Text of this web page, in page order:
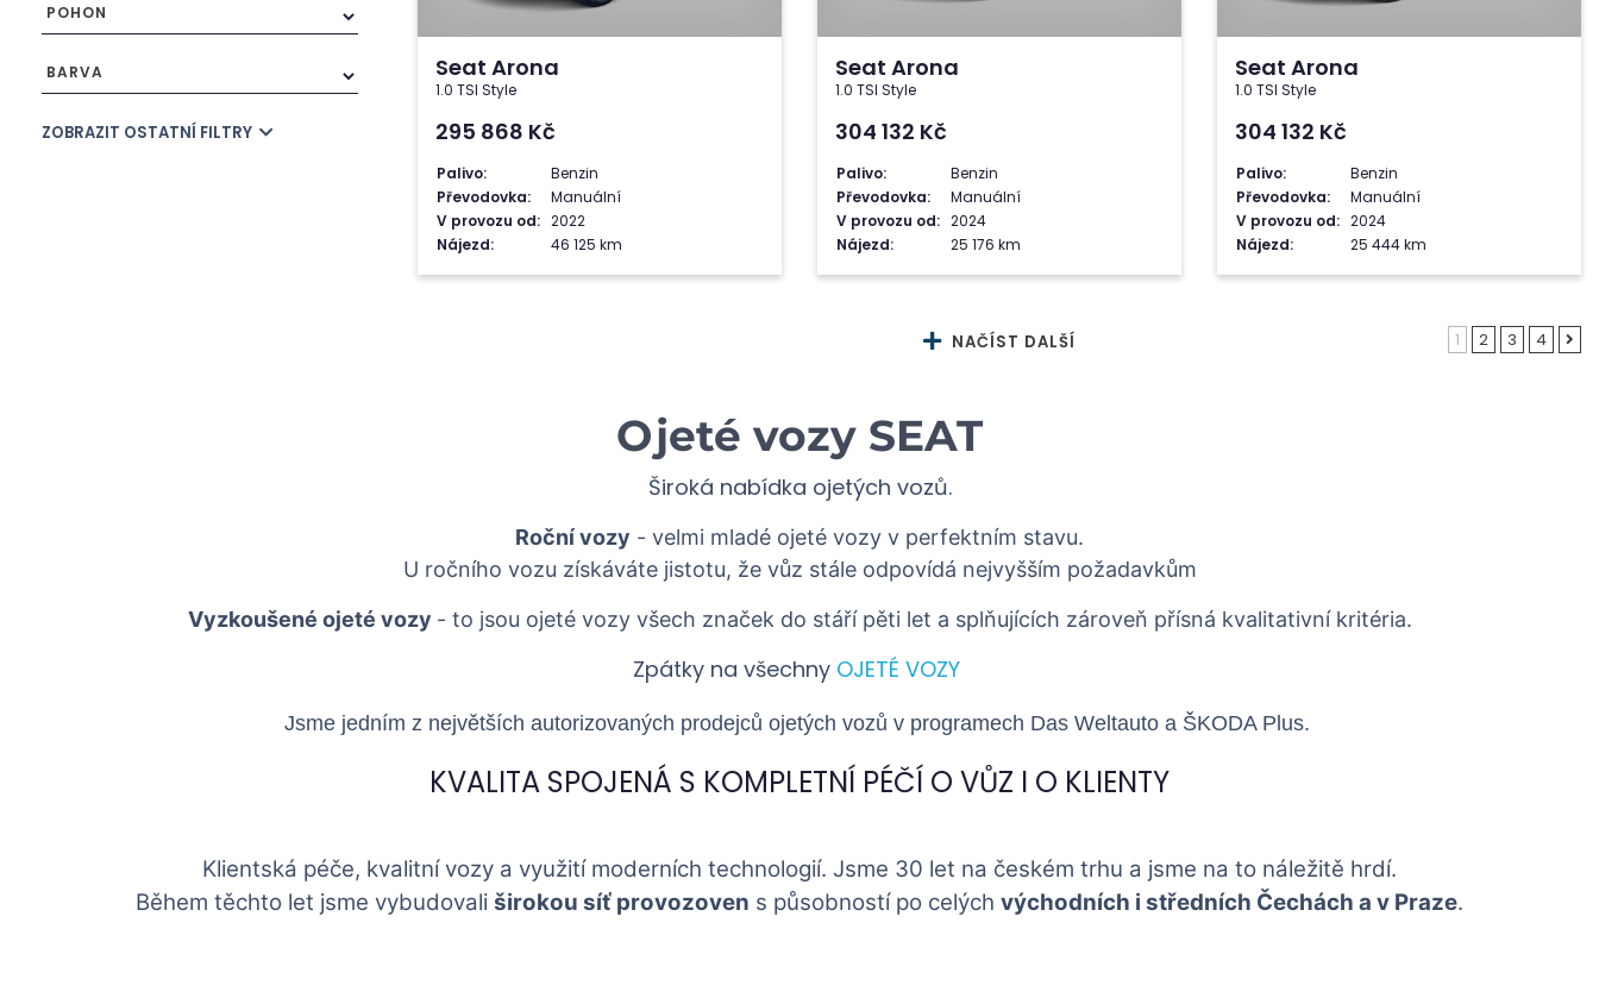
POHON
BARVA
ZOBRAZIT OSTATNÍ FILTRY
Seat Arona
1.0 TSI Style
295 868 Kč
Palivo:
Benzin
Převodovka:
Manuální
V provozu od: 2022
Nájezd:
46 125 km
Seat Arona
1.0 TSI Style
304 132 Kč
Palivo:
Benzin
Převodovka:
Manuální
V provozu od: 2024
Nájezd:
25 176 km
Seat Arona
1.0 TSI Style
304 132 Kč
Palivo:
Benzin
Převodovka:
Manuální
V provozu od: 2024
Nájezd:
25 444 km
NAČÍST DALŠÍ 1 2 3 4
Ojeté vozy SEAT
Široká nabídka ojetých vozů.
Roční vozy - velmi mladé ojeté vozy v perfektním stavu.
U ročního vozu získáváte jistotu, že vůz stále odpovídá nejvyšším požadavkům
Vyzkoušené ojeté vozy - to jsou ojeté vozy všech značek do stáří pěti let a splňujících zároveň přísná kvalitativní kritéria.
Zpátky na všechny OJETÉ VOZY
Jsme jedním z největších autorizovaných prodejců ojetých vozů v programech Das Weltauto a ŠKODA Plus.
KVALITA SPOJENÁ S KOMPLETNÍ PÉČÍ O VŮZ I O KLIENTY
Klientská péče, kvalitní vozy a využití moderních technologií. Jsme 30 let na českém trhu a jsme na to náležitě hrdí.
Během těchto let jsme vybudovali širokou síť provozoven s působností po celých východních i středních Čechách a v Praze.